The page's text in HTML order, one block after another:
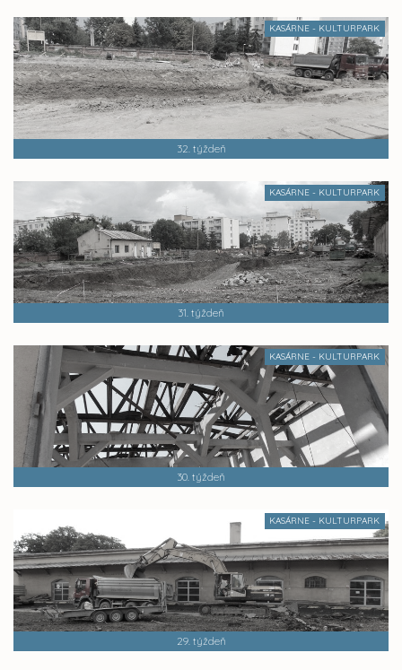
KASÁRNE - KULTURPARK
32. týždeň
KASÁRNE - KULTURPARK
31. týždeň
KASÁRNE - KULTURPARK
30. týždeň
KASÁRNE - KULTURPARK
29. týždeň